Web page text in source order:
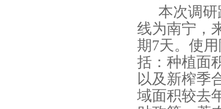
本次调
线为南宁，
期7天。使
括：种植面
以及新榨季
域面积较去